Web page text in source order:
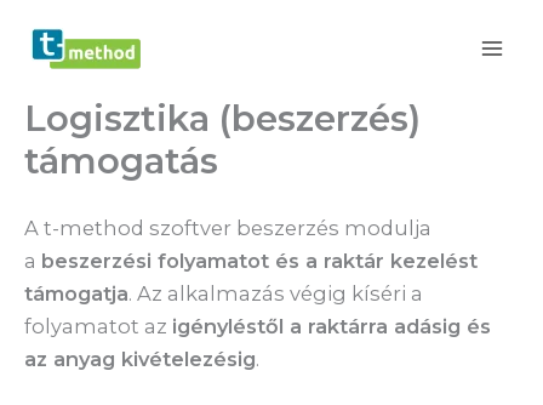
Logisztika (beszerzés)
támogatás
A t-method szoftver beszerzés modulja
a beszerzési folyamatot és a raktár kezelést
támogatja. Az alkalmazás végig kíséri a
folyamatot az igényléstől a raktárra adásig és
az anyag kivételezésig.